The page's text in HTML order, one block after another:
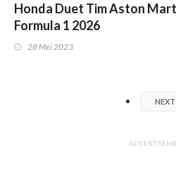
Honda Duet Tim Aston
Formula 1 2026
28 Mei 2023
NEXT